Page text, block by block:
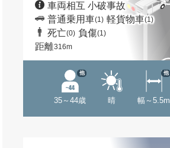
車両相互 小破事故
普通乗用車(1) 軽貨物車(1)
死亡(0) 負傷(1)
距離316m
35～44歳
他
晴 幅～5.5m
他